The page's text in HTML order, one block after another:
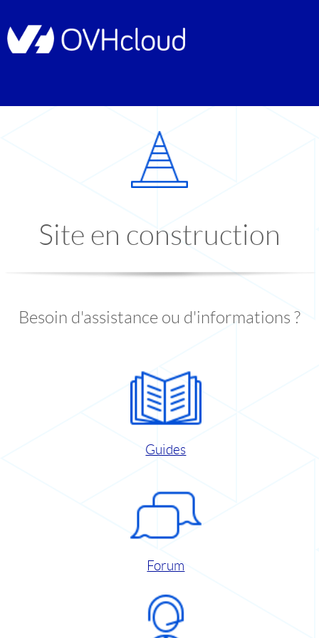
Site en construction
Besoin d'assistance ou d'informations ?
Guides
Forum